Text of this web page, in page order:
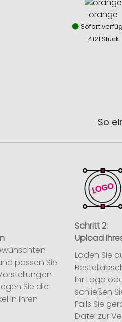
orange
Sofort
4121 Stück
So
passen Sie
Sie die
in Ihren
Schritt 2:
Upload
Laden Sie
Ihr Logo
schließen
Falls Sie
Datei zur